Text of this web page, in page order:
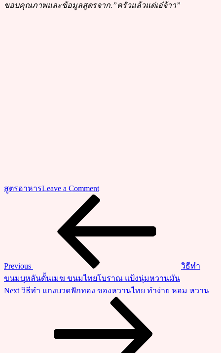
ขอบคุณภาพและข้อมูลสูตรจาก.”ครัวแล้วแต่เอ๋จ้าา”
สูตรอาหารLeave a Commenton
วิธี
ใส่
วุ้น
เส้น
ประหยัด
Previous
วิธีทำ
ขนมบุหลันดั้นเมฆ ขนมไทยโบราณ แป้งนุ่มหวานมัน
Next
Post
Next วิธีทำ แกงบวดฟักทอง ของหวานไทย ทำง่าย หอม หวาน